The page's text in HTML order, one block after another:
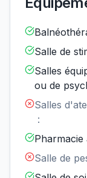
Salle de
Salles
ou de
Salles
:
Salle de